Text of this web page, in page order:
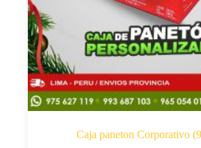
Caja paneton Corporativo